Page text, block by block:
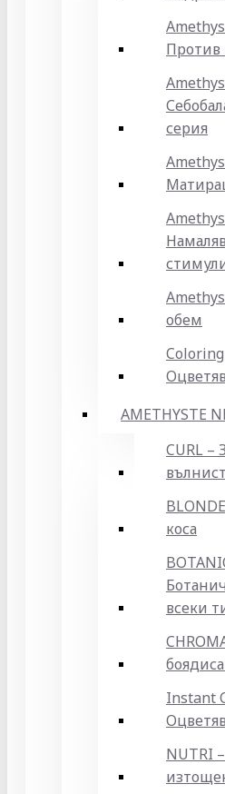
Против
серия
обем
AMETHYSTE
CURL –
коса
всеки
Instant
NUTRI